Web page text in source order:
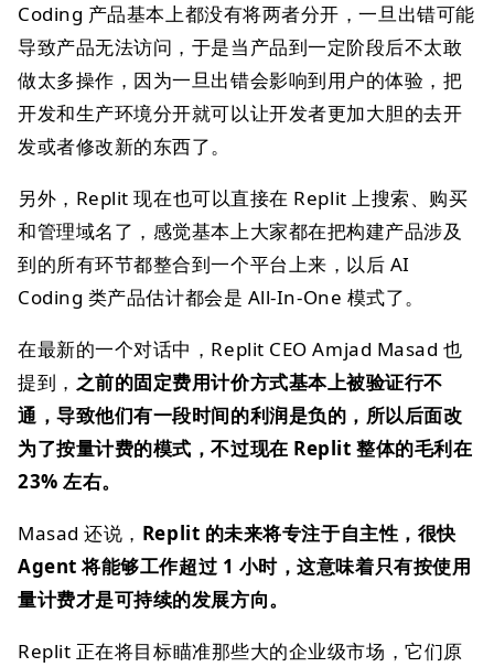
Coding 产品基本上都没有将两者分开，一旦出错可能
导致产品无法访问，于是当产品到一定阶段后不太敢
做太多操作，因为一旦出错会影响到用户的体验，把
开发和生产环境分开就可以让开发者更加大胆的去开
发或者修改新的东西了。
另外，Replit 现在也可以直接在 Replit 上搜索、购买
和管理域名了，感觉基本上大家都在把构建产品涉及
到的所有环节都整合到一个平台上来，以后 AI
Coding 类产品估计都会是 All-In-One 模式了。
在最新的一个对话中，Replit CEO Amjad Masad 也
提到， 之前的固定费用计价方式基本上被验证行不
通，导致他们有一段时间的利润是负的，所以后面改
为了按量计费的模式，不过现在 Replit 整体的毛利在
23% 左右。
Masad 还说， Replit 的未来将专注于自主性，很快
Agent 将能够工作超过 1 小时，这意味着只有按使用
量计费才是可持续的发展方向。
Replit 正在将目标瞄准那些大的企业级市场，它们原